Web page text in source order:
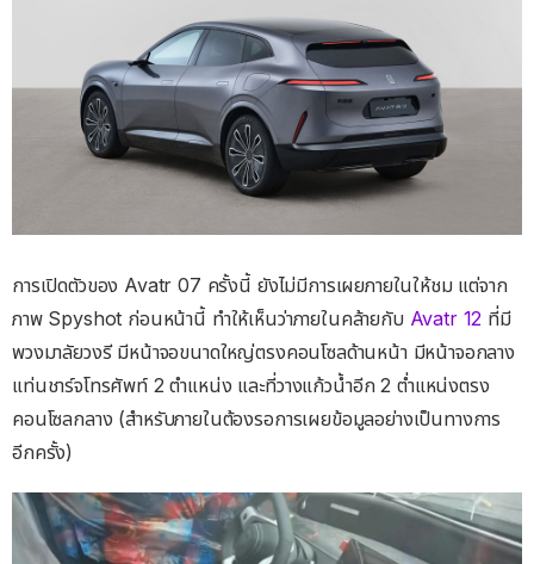
การเปิดตัวของ Avatr 07 ครั้งนี้ ยังไม่มีการเผยภายในให้ชม แต่จาก
ภาพ Spyshot ก่อนหน้านี้ ทำให้เห็นว่าภายในคล้ายกับ Avatr 12 ที่มี
พวงมาลัยวงรี มีหน้าจอขนาดใหญ่ตรงคอนโซลด้านหน้า มีหน้าจอกลาง
แท่นชาร์จโทรศัพท์ 2 ตำแหน่ง และที่วางแก้วน้ำอีก 2 ต่ำแหน่งตรง
คอนโซลกลาง (สำหรับภายในต้องรอการเผยข้อมูลอย่างเป็นทางการ
อีกครั้ง)